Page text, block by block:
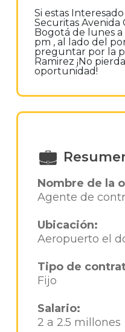
Si estas
Securitas Avenida
Bogotá de lunes a
pm , al lado del
preguntar por la
Ramirez ¡No
oportunidad!
Nombre de la
Agente de
Ubicación:
Aeropuerto el
Tipo de
Fijo
Salario:
2 a 2.5 millones